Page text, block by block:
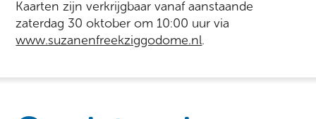
Kaarten zijn verkrijgbaar vanaf aanstaande
zaterdag 30 oktober om 10:00 uur via
www.suzanenfreekziggodome.nl.